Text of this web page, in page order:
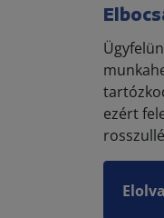
ezért